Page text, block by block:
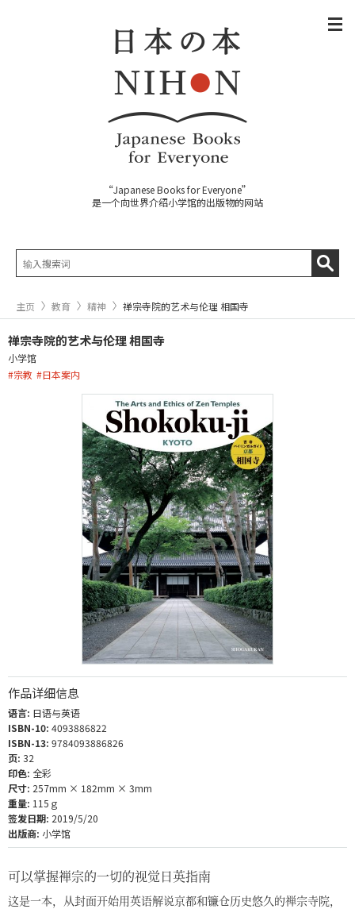
“Japanese Books for Everyone”
是一个向世界介绍小学馆的出版物的网站
主页 教育 精神 禅宗寺院的艺术与伦理 相国寺
禅宗寺院的艺术与伦理 相国寺
小学馆
#宗教 #日本案内
作品详细信息
语言: 日语与英语
ISBN-10: 4093886822
ISBN-13: 9784093886826
页: 32
印色: 全彩
尺寸: 257mm × 182mm × 3mm
重量: 115ｇ
签发日期: 2019/5/20
出版商: 小学馆
可以掌握禅宗的一切的视觉日英指南
这是一本，从封面开始用英语解说京都和镰仓历史悠久的禅宗寺院，